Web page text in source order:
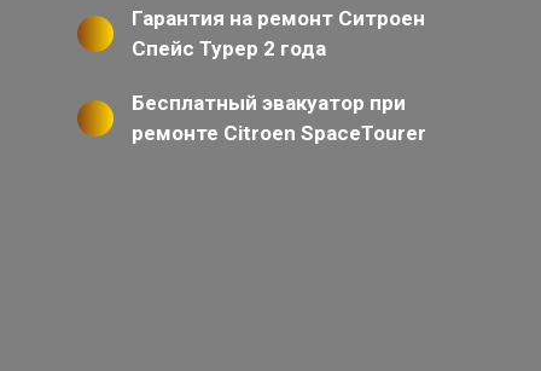
Гарантия на ремонт Ситроен
Спейс Турер 2 года
Бесплатный эвакуатор при
ремонте Citroen SpaceTourer